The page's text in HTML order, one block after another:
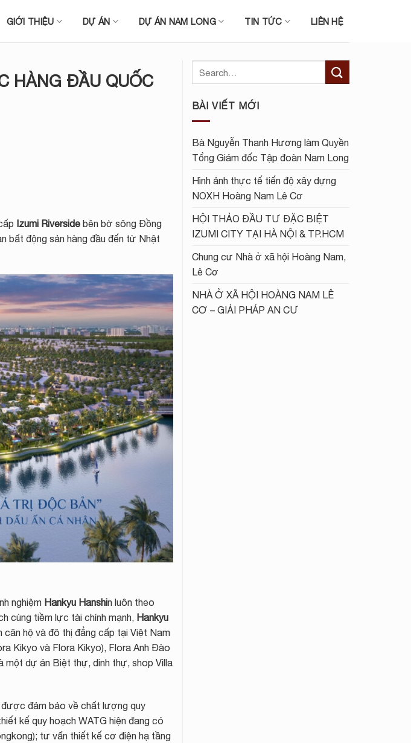
GIỚI THIỆU DỰ ÁN DỰ ÁN NAM LONG TIN TỨC LIÊN HỆ
HÀNG ĐẦU QUỐC
Izumi Riverside bên bờ sông Đồng
bất động sản hàng đầu đến từ Nhật
nghiệm Hankyu Hanshin luôn theo
cùng tiềm lực tài chính mạnh, Hankyu
hộ và đô thị đẳng cấp tại Việt Nam
Kikyo và Flora Kikyo), Flora Anh Đào
một dự án Biệt thự, dinh thự, shop Villa
đảm bảo về chất lượng quy
kế quy hoạch WATG hiện đang có
tư vấn thiết kế cơ điện hạ tầng
BÀI VIẾT MỚI
Bà Nguyễn Thanh Hương làm Quyền
Tổng Giám đốc Tập đoàn Nam Long
Hình ảnh thực tế tiến độ xây dựng
NOXH Hoàng Nam Lê Cơ
HỘI THẢO ĐẦU TƯ ĐẶC BIỆT
IZUMI CITY TẠI HÀ NỘI & TP.HCM
Chung cư Nhà ở xã hội Hoàng Nam,
Lê Cơ
NHÀ Ở XÃ HỘI HOÀNG NAM LÊ
CƠ – GIẢI PHÁP AN CƯ